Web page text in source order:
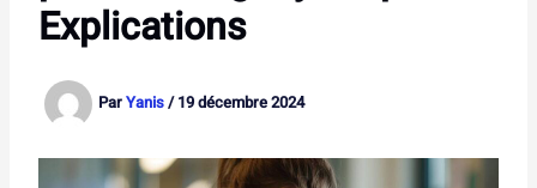
Explications
ParYanis/19 décembre 2024